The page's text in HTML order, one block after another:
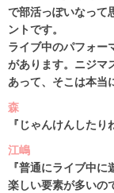
で部活っぽいなって
ントです。
ライブ中のパフォー
があります。ニジマ
あって、そこは本当
森
『じゃんけんしたり
江嶋
『普通にライブ中
楽しい要素が多いの